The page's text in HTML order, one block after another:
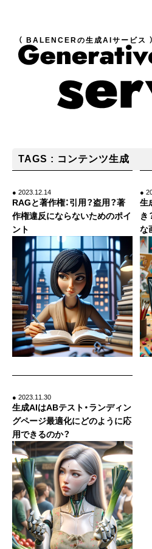
（ BALENCERの生成AIサービス ）
TAGS : コンテンツ生成
● 2023.12.14
RAGと著作権：引用？盗用？著
作権違反にならないためのポイ
ント
●
生
き
な
● 2023.11.30
生成AIはABテスト・ランディン
グページ最適化にどのように応
用できるのか？